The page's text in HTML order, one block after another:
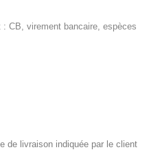
CB, virement bancaire, espèces
de livraison indiquée par le client